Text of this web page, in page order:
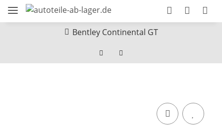
Bentley Continental GT